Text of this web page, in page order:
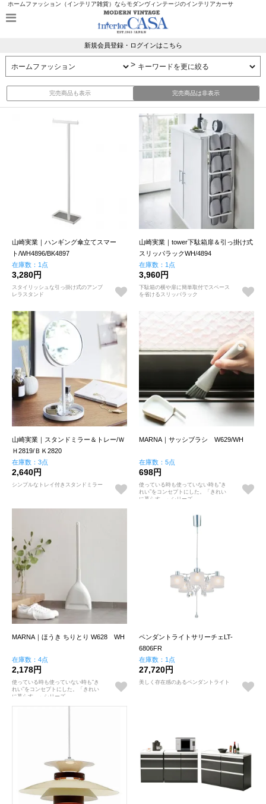
ホームファッション（インテリア雑貨）ならモダンヴィンテージのインテリアカーサ
新規会員登録・ログインはこちら
>
完売商品も表示 完売商品は非表示
山崎実業｜ハンギング傘立てスマー
ト/WH4896/BK4897
在庫数：1点
3,280円
スタイリッシュな引っ掛け式のアンブ
レラスタンド
山崎実業｜tower下駄箱扉＆引っ掛け式
スリッパラックWH/4894
在庫数：1点
3,960円
下駄箱の横や扉に簡単取付でスペース
を省けるスリッパラック
山崎実業｜スタンドミラー＆トレー/Ｗ
Ｈ2819/ＢＫ2820
在庫数：3点
2,640円
シンプルなトレイ付きスタンドミラー
MARNA｜サッシブラシ W629/WH
在庫数：5点
698円
使っている時も使っていない時も“き
れい”をコンセプトにした。「きれい
に暮らす。」シリーズ
MARNA｜ほうき ちりとり W628 WH
在庫数：4点
2,178円
使っている時も使っていない時も“き
れい”をコンセプトにした。「きれい
に暮らす。」シリーズ
ペンダントライトサリーチェLT-
6806FR
在庫数：1点
27,720円
美しく存在感のあるペンダントライト